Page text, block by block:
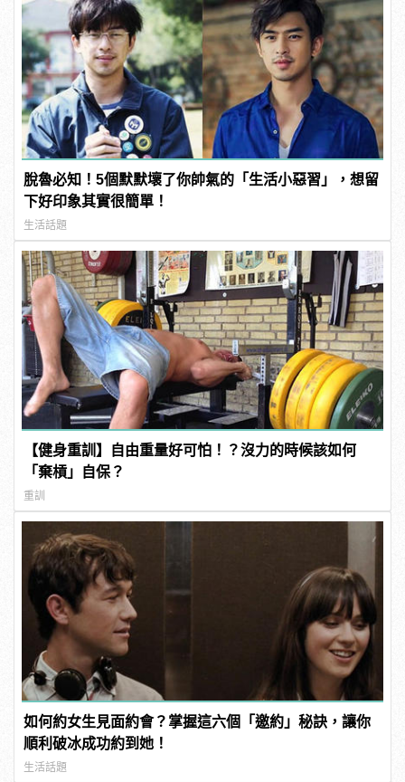
脫魯必知！5個默默壞了你帥氣的「生活小惡習」，想留
下好印象其實很簡單！
生活話題
【健身重訓】自由重量好可怕！？沒力的時候該如何
「棄槓」自保？
重訓
如何約女生見面約會？掌握這六個「邀約」秘訣，讓你
順利破冰成功約到她！
生活話題